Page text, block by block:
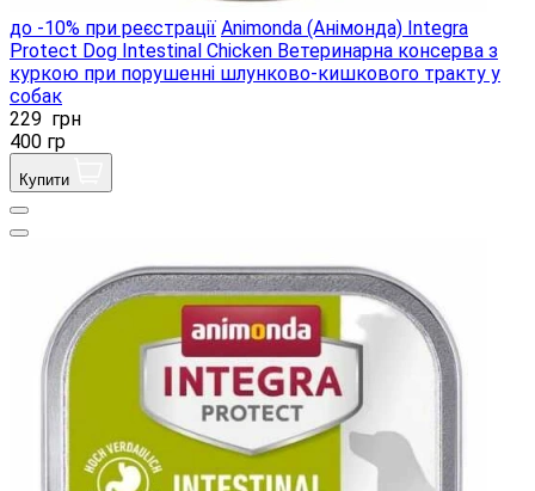
до -10% при реєстрації Animonda (Анімонда) Integra
Protect Dog Intestinal Chicken Ветеринарна консерва з
куркою при порушенні шлунково-кишкового тракту у
собак
229 грн
400 гр
Купити